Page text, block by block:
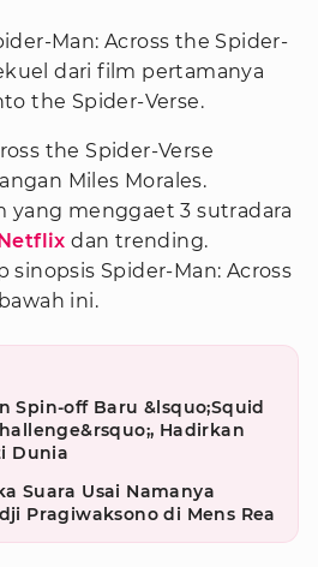
Man: Across the Spider-
dari film pertamanya
the Spider-Verse.
the Spider-Verse
Miles Morales.
yang menggaet 3 sutradara
dan trending.
sinopsis Spider-Man: Across
ini.
Spin-off Baru &lsquo;Squid
Hadirkan
Dunia
Suara Usai Namanya
Pragiwaksono di Mens Rea